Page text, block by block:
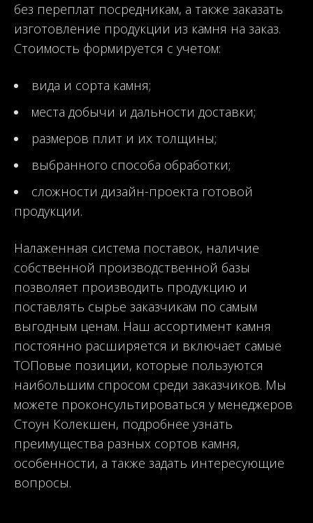
без переплат посредникам, а также заказать
изготовление продукции из камня на заказ.
Стоимость формируется с учетом:
вида и сорта камня;
места добычи и дальности доставки;
размеров плит и их толщины;
выбранного способа обработки;
сложности дизайн-проекта готовой
продукции.
Налаженная система поставок, наличие
собственной производственной базы
позволяет производить продукцию и
поставлять сырье заказчикам по самым
выгодным ценам. Наш ассортимент камня
постоянно расширяется и включает самые
ТОПовые позиции, которые пользуются
наибольшим спросом среди заказчиков. Мы
можете проконсультироваться у менеджеров
Стоун Колекшен, подробнее узнать
преимущества разных сортов камня,
особенности, а также задать интересующие
вопросы.